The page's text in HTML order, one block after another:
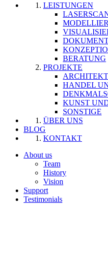
LEISTUNGEN
BERATUNG
PROJEKTE
HANDEL
KUNST
SONSTIGE
ÜBER UNS
BLOG
KONTAKT
About us
Team
History
Vision
Support
Testimonials